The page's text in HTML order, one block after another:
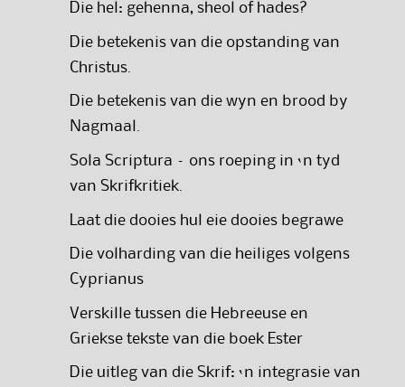
Die hel: gehenna, sheol of hades?
Die betekenis van die opstanding van
Christus.
Die betekenis van die wyn en brood by
Nagmaal.
Sola Scriptura – ons roeping in ‘n tyd
van Skrifkritiek.
Laat die dooies hul eie dooies begrawe
Die volharding van die heiliges volgens
Cyprianus
Verskille tussen die Hebreeuse en
Griekse tekste van die boek Ester
Die uitleg van die Skrif: ‘n integrasie van